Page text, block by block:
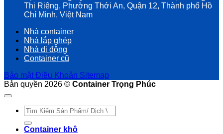
Thị Riêng, Phường Thới An, Quận 12, Thành phố Hồ
Chí Minh, Việt Nam
Nhà container
Nhà lắp ghép
Nhà di động
Container cũ
Bảo mật Điều Khoản Sitemap
Bản quyền 2026 © Container Trọng Phúc
Tìm
kiếm:
Container khô